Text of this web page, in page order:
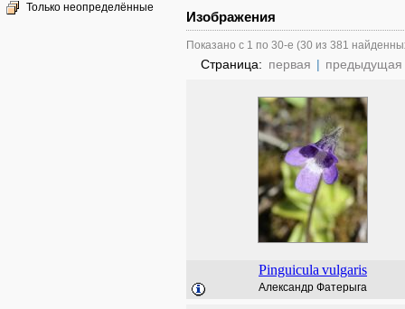
Только неопределённые
Изображения
Показано с 1 по 30-е (30 из 381
Страница: первая | предыдущая
Pinguicula vulgaris
Александр Фатерыга